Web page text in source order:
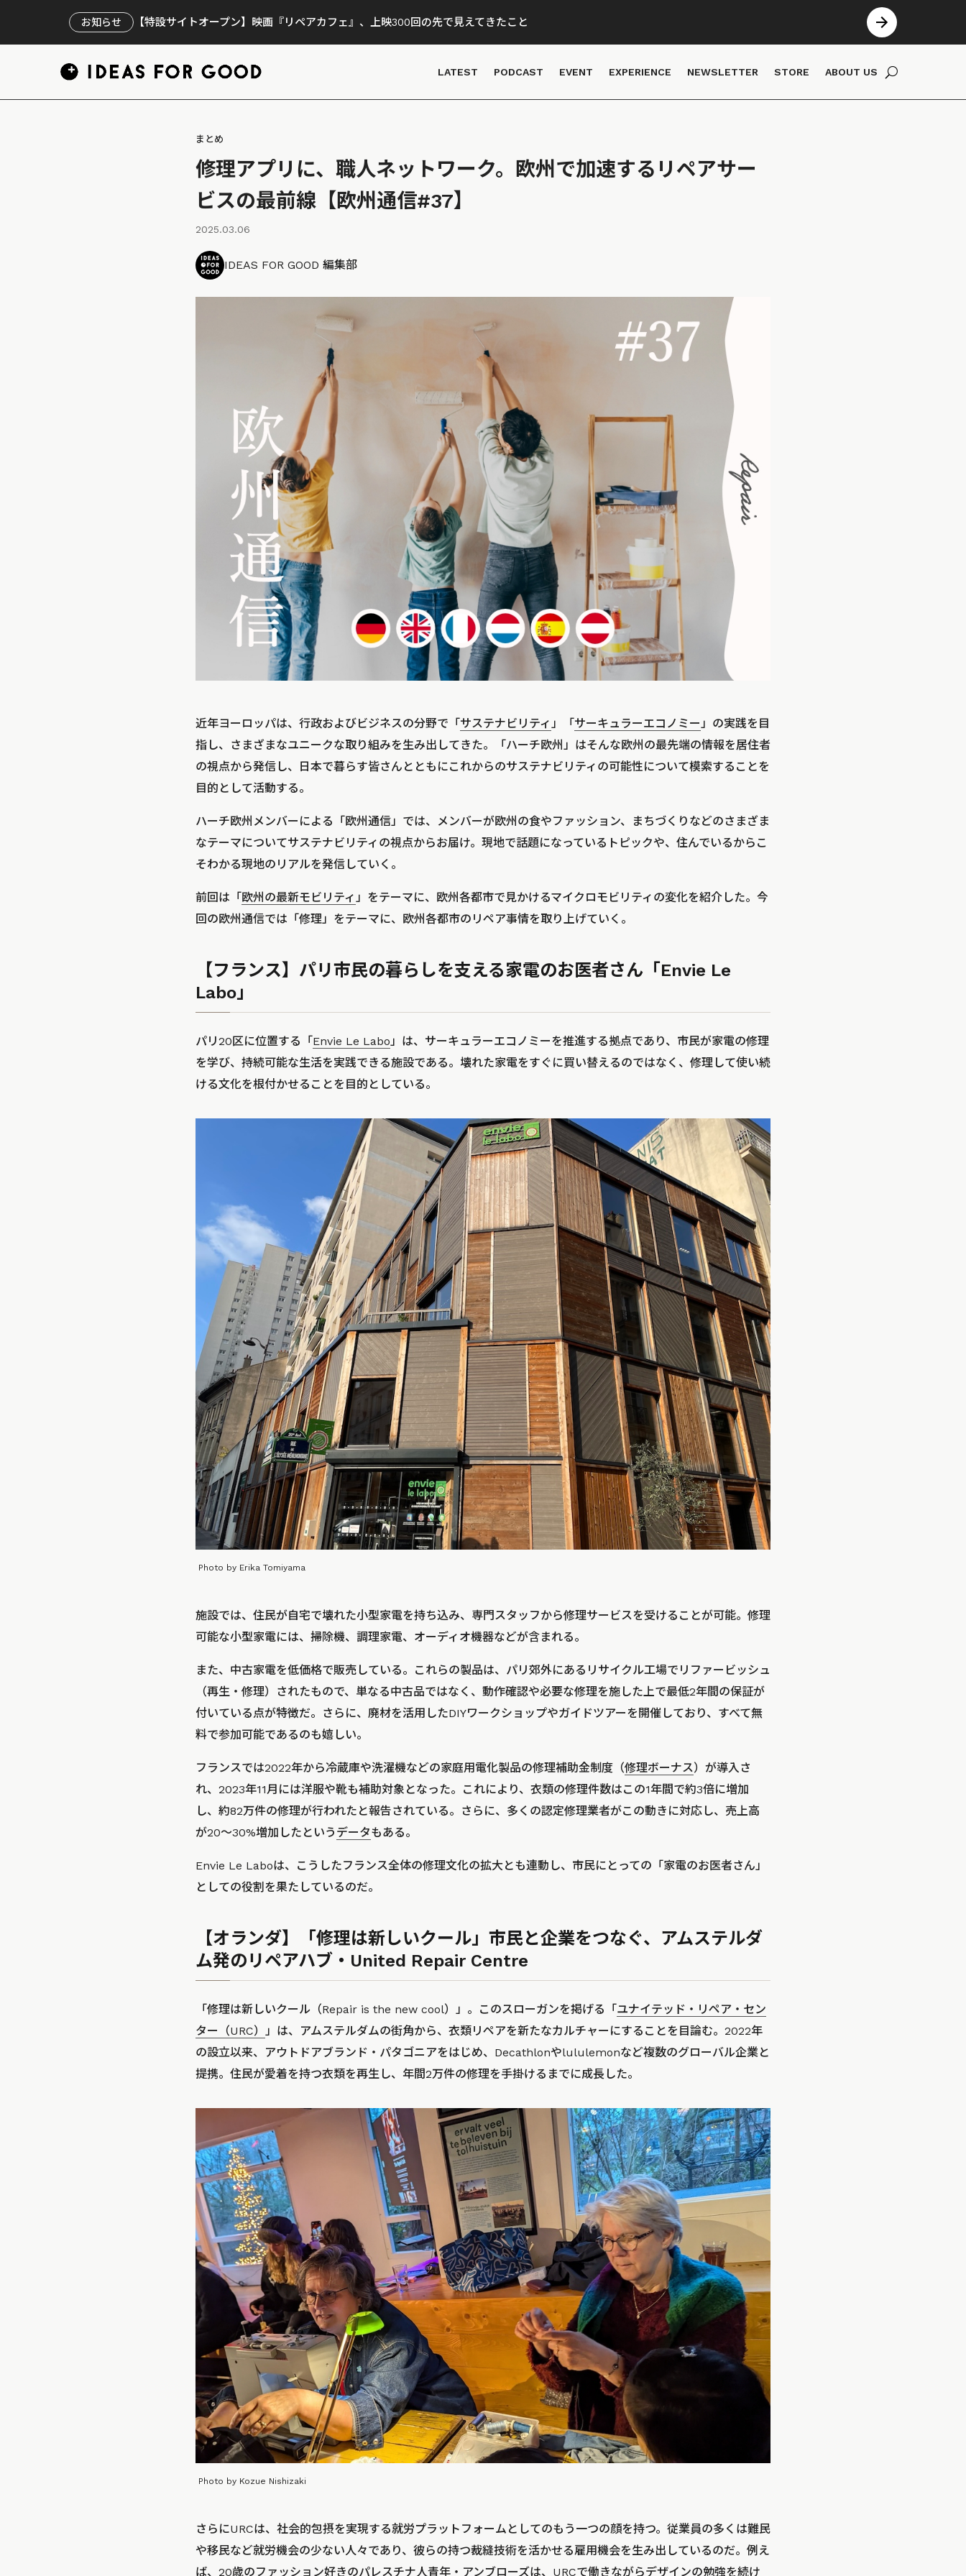
お知らせ 【特設サイトオープン】映画『リペアカフェ』、上映300回の先で見えてきたこと
LATEST PODCAST EVENT EXPERIENCE NEWSLETTER STORE ABOUT US
まとめ
修理アプリに、職人ネットワーク。欧州で加速するリペアサー
ビスの最前線【欧州通信#37】
2025.03.06
IDEAS FOR GOOD 編集部
近年ヨーロッパは、行政およびビジネスの分野で「サステナビリティ」「サーキュラーエコノミー」の実践を目
指し、さまざまなユニークな取り組みを生み出してきた。「ハーチ欧州」はそんな欧州の最先端の情報を居住者
の視点から発信し、日本で暮らす皆さんとともにこれからのサステナビリティの可能性について模索することを
目的として活動する。
ハーチ欧州メンバーによる「欧州通信」では、メンバーが欧州の食やファッション、まちづくりなどのさまざま
なテーマについてサステナビリティの視点からお届け。現地で話題になっているトピックや、住んでいるからこ
そわかる現地のリアルを発信していく。
前回は「欧州の最新モビリティ」をテーマに、欧州各都市で見かけるマイクロモビリティの変化を紹介した。今
回の欧州通信では「修理」をテーマに、欧州各都市のリペア事情を取り上げていく。
【フランス】パリ市民の暮らしを支える家電のお医者さん「Envie Le
Labo」
パリ20区に位置する「Envie Le Labo」は、サーキュラーエコノミーを推進する拠点であり、市民が家電の修理
を学び、持続可能な生活を実践できる施設である。壊れた家電をすぐに買い替えるのではなく、修理して使い続
ける文化を根付かせることを目的としている。
Photo by Erika Tomiyama
施設では、住民が自宅で壊れた小型家電を持ち込み、専門スタッフから修理サービスを受けることが可能。修理
可能な小型家電には、掃除機、調理家電、オーディオ機器などが含まれる。
また、中古家電を低価格で販売している。これらの製品は、パリ郊外にあるリサイクル工場でリファービッシュ
（再生・修理）されたもので、単なる中古品ではなく、動作確認や必要な修理を施した上で最低2年間の保証が
付いている点が特徴だ。さらに、廃材を活用したDIYワークショップやガイドツアーを開催しており、すべて無
料で参加可能であるのも嬉しい。
フランスでは2022年から冷蔵庫や洗濯機などの家庭用電化製品の修理補助金制度（修理ボーナス）が導入さ
れ、2023年11月には洋服や靴も補助対象となった。これにより、衣類の修理件数はこの1年間で約3倍に増加
し、約82万件の修理が行われたと報告されている。さらに、多くの認定修理業者がこの動きに対応し、売上高
が20〜30%増加したという データもある。
Envie Le Laboは、こうしたフランス全体の修理文化の拡大とも連動し、市民にとっての「家電のお医者さん」
としての役割を果たしているのだ。
【オランダ】「修理は新しいクール」市民と企業をつなぐ、アムステルダ
ム発のリペアハブ・United Repair Centre
「修理は新しいクール（Repair is the new cool）」。このスローガンを掲げる「ユナイテッド・リペア・セン
ター（URC） 」は、アムステルダムの街角から、衣類リペアを新たなカルチャーにすることを目論む。2022年
の設立以来、アウトドアブランド・パタゴニアをはじめ、Decathlonやlululemonなど複数のグローバル企業と
提携。住民が愛着を持つ衣類を再生し、年間2万件の修理を手掛けるまでに成長した。
Photo by Kozue Nishizaki
さらにURCは、社会的包摂を実現する就労プラットフォームとしてのもう一つの顔を持つ。従業員の多くは難民
や移民など就労機会の少ない人々であり、彼らの持つ裁縫技術を活かせる雇用機会を生み出しているのだ。例え
ば、20歳のファッション好きのパレスチナ人青年・アンブローズは、URCで働きながらデザインの勉強を続け